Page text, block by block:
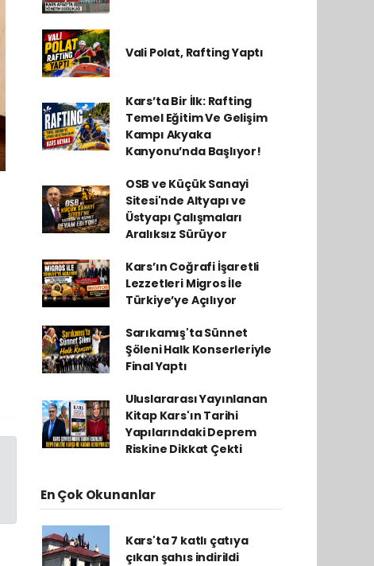
Vali Polat, Rafting Yaptı
Kars’ta Bir İlk: Rafting
Temel Eğitim Ve Gelişim
Kampı Akyaka
Kanyonu’nda Başlıyor!
OSB ve Küçük Sanayi
Sitesi'nde Altyapı ve
Üstyapı Çalışmaları
Aralıksız Sürüyor
Kars’ın Coğrafi İşaretli
Lezzetleri Migros İle
Türkiye’ye Açılıyor
Sarıkamış'ta Sünnet
Şöleni Halk Konserleriyle
Final Yaptı
Uluslararası Yayınlanan
Kitap Kars'ın Tarihi
Yapılarındaki Deprem
Riskine Dikkat Çekti
En Çok Okunanlar
Kars'ta 7 katlı çatıya
çıkan şahıs indirildi